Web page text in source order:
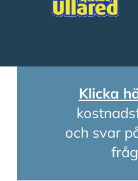
Klicka
och svar